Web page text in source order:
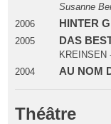
Susanne
2006
HINTER
2005
DAS
KREINSEN
2004
AU NOM
Théâtre